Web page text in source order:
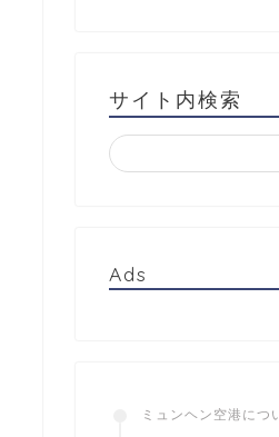
サイト内検索
Ads
ミュンヘン空港につ